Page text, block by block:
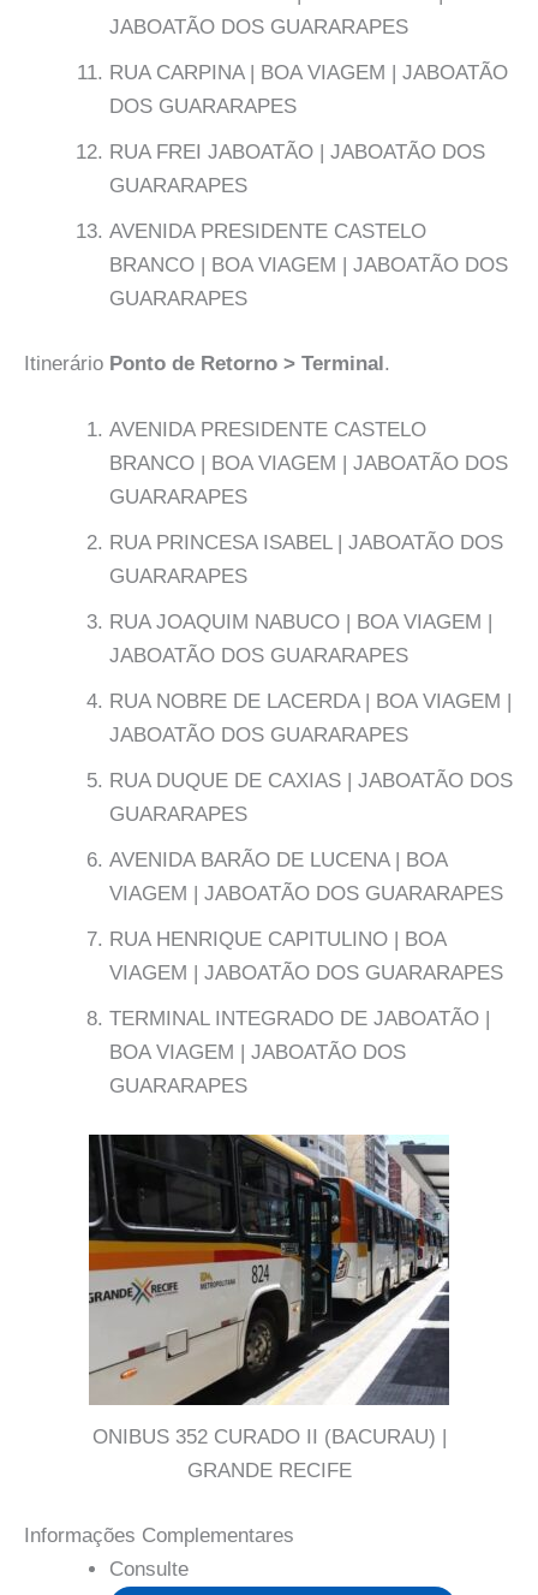
JABOATÃO DOS GUARARAPES
RUA CARPINA | BOA VIAGEM | JABOATÃO
DOS GUARARAPES
RUA FREI JABOATÃO | JABOATÃO DOS
GUARARAPES
AVENIDA PRESIDENTE CASTELO
BRANCO | BOA VIAGEM | JABOATÃO DOS
GUARARAPES
Itinerário Ponto de Retorno > Terminal.
AVENIDA PRESIDENTE CASTELO
BRANCO | BOA VIAGEM | JABOATÃO DOS
GUARARAPES
RUA PRINCESA ISABEL | JABOATÃO DOS
GUARARAPES
RUA JOAQUIM NABUCO | BOA VIAGEM |
JABOATÃO DOS GUARARAPES
RUA NOBRE DE LACERDA | BOA VIAGEM |
JABOATÃO DOS GUARARAPES
RUA DUQUE DE CAXIAS | JABOATÃO DOS
GUARARAPES
AVENIDA BARÃO DE LUCENA | BOA
VIAGEM | JABOATÃO DOS GUARARAPES
RUA HENRIQUE CAPITULINO | BOA
VIAGEM | JABOATÃO DOS GUARARAPES
TERMINAL INTEGRADO DE JABOATÃO |
BOA VIAGEM | JABOATÃO DOS
GUARARAPES
ONIBUS 352 CURADO II (BACURAU) |
GRANDE RECIFE
Informações Complementares
Consulte